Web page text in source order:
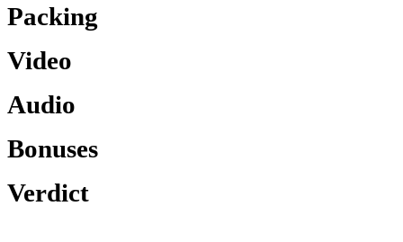
Packing
Video
Audio
Bonuses
Verdict